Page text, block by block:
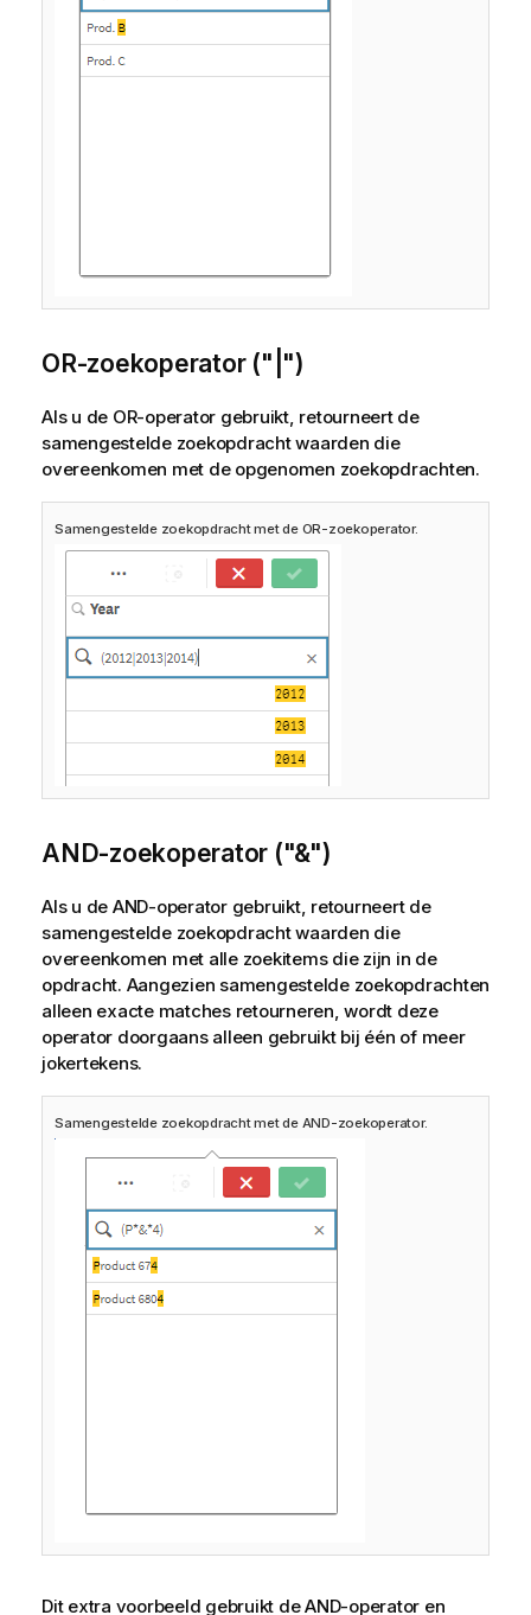
OR-zoekoperator ("|")
Als u de OR-operator gebruikt, retourneert de
samengestelde zoekopdracht waarden die
overeenkomen met de opgenomen zoekopdrachten.
Samengestelde zoekopdracht met de OR-zoekoperator.
AND-zoekoperator ("&")
Als u de AND-operator gebruikt, retourneert de
samengestelde zoekopdracht waarden die
overeenkomen met alle zoekitems die zijn in de
opdracht. Aangezien samengestelde zoekopdrachten
alleen exacte matches retourneren, wordt deze
operator doorgaans alleen gebruikt bij één of meer
jokertekens.
Samengestelde zoekopdracht met de AND-zoekoperator.
Dit extra voorbeeld gebruikt de AND-operator en